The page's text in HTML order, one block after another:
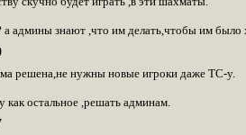
а админы знают ,что им делать,чтобы им
решена,не нужны новые игроки даже ТС-у.
как остальное ,решать админам.